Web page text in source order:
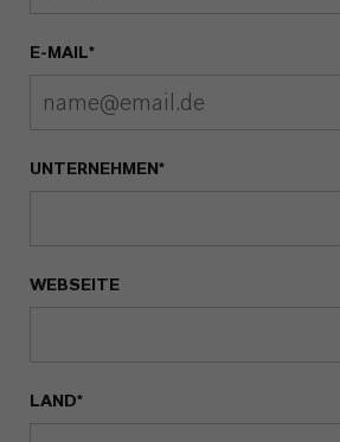
E-MAIL*
UNTERNEHMEN*
WEBSEITE
LAND*